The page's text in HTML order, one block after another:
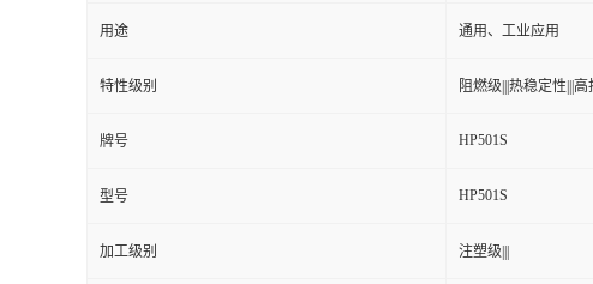
用途 通用、工业应用
特性级别 阻燃级|||热稳定性|||高
牌号 HP501S
型号 HP501S
加工级别 注塑级|||